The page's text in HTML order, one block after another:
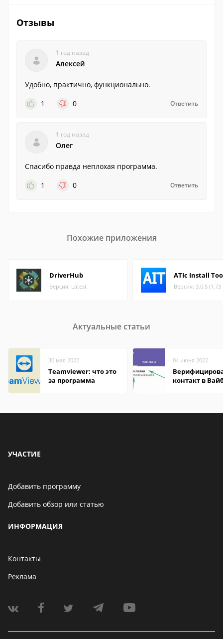
Отзывы
1 год назад
Алексей
Удобно, практично, функционально.
1
0 Ответить
1 год назад
Олег
Спасибо правда неплохая программа.
1
0 Ответить
Похожие приложения
DriverHub
Версия: Latest
ATIc Install
Версия: 3.0.5
Актуальные статьи
30 мая 2022
Teamviewer: что это
за программа
04 июня 2022
контакт в
УЧАСТИЕ
Добавить программу
Добавить обзор или статью
ИНФОРМАЦИЯ
Контакты
Реклама